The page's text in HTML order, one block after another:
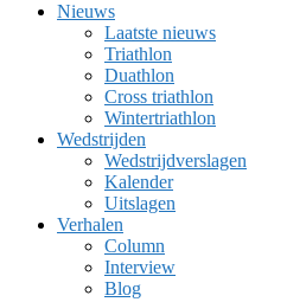
Nieuws
Laatste nieuws
Triathlon
Duathlon
Cross triathlon
Wintertriathlon
Wedstrijden
Wedstrijdverslagen
Kalender
Uitslagen
Verhalen
Column
Interview
Blog